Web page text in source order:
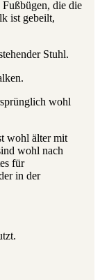
die die
ist gebeilt,
Stuhl.
wohl
wohl älter mit
wohl nach
für
in der